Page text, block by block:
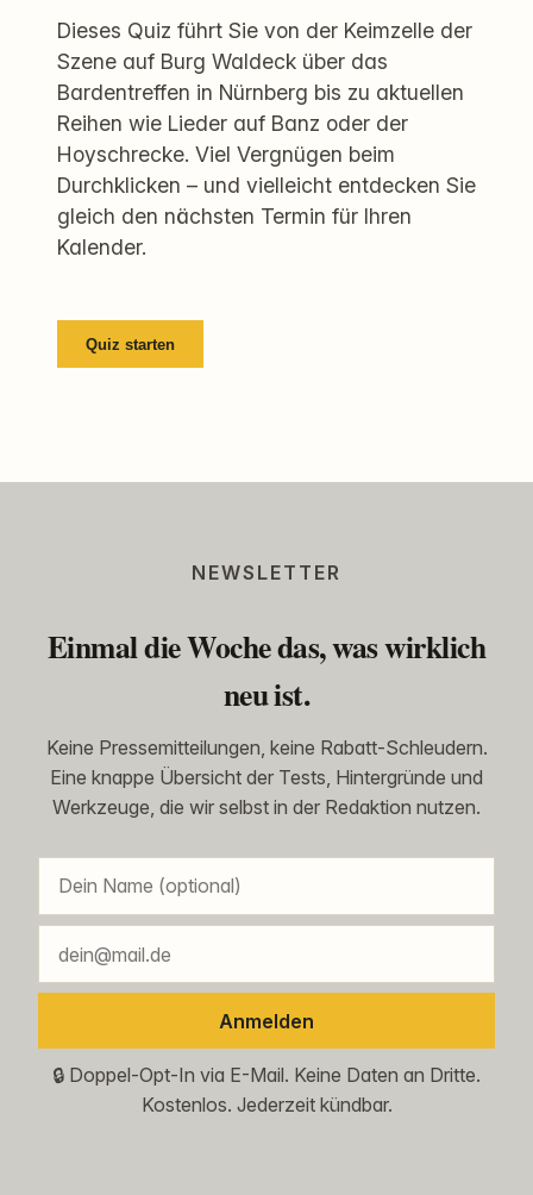
Dieses Quiz führt Sie von der Keimzelle der
Szene auf Burg Waldeck über das
Bardentreffen in Nürnberg bis zu aktuellen
Reihen wie Lieder auf Banz oder der
Hoyschrecke. Viel Vergnügen beim
Durchklicken – und vielleicht entdecken Sie
gleich den nächsten Termin für Ihren
Kalender.
Quiz starten
NEWSLETTER
Einmal die Woche das, was wirklich
neu ist.
Keine Pressemitteilungen, keine Rabatt-Schleudern.
Eine knappe Übersicht der Tests, Hintergründe und
Werkzeuge, die wir selbst in der Redaktion nutzen.
Anmelden
🔒 Doppel-Opt-In via E-Mail. Keine Daten an Dritte.
Kostenlos. Jederzeit kündbar.